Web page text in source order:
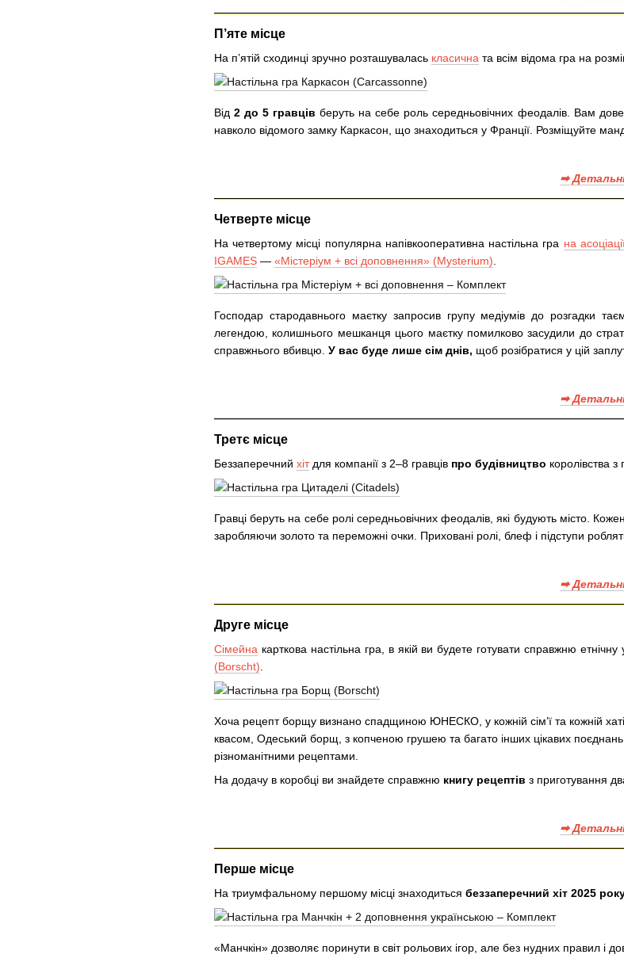
П’яте місце
На п’ятій сходинці зручно розташувалась класична та всім відома гра на
Від2 до 5 гравців беруть на себе роль середньовічних феодалів. Вам
навколо відомого замку Каркасон, що знаходиться у Франції. Розміщуйте
➡
Четверте місце
На четвертому місці популярна напівкооперативна настільна гра на
IGAMES — «Містеріум + всі доповнення» (Mysterium)
Господар стародавнього маєтку запросив групу медіумів до розгадки
легендою, колишнього мешканця цього маєтку помилково засудили до
справжнього вбивцю. У вас буде лише сім днів, щоб розібратися у цій
➡
Третє місце
Беззаперечний хітдля компанії з 2–8 гравців про будівництво королівства
Гравці беруть на себе ролі середньовічних феодалів, які будують місто.
заробляючи золото та переможні очки. Приховані ролі, блеф і підступи
➡
Друге місце
Сімейна карткова настільна гра, в якій ви будете готувати справжню
(Borscht)
Хоча рецепт борщу визнано спадщиною ЮНЕСКО, у кожній сім’ї та кожній
квасом, Одеський борщ, з копченою грушею та багато інших цікавих
різноманітними рецептами.
На додачу в коробці ви знайдете справжню книгу рецептів з приготування
➡
Перше місце
На триумфальному першому місці знаходиться беззаперечний хіт 2025
«Манчкін» дозволяє поринути в світ рольових ігор, але без нудних правил і